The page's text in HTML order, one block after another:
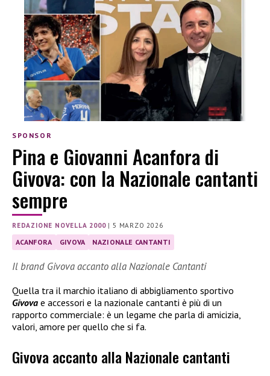
SPONSOR
Pina e Giovanni Acanfora di
Givova: con la Nazionale cantanti
sempre
REDAZIONE NOVELLA 2000| 5 MARZO 2026
ACANFORA GIVOVA NAZIONALE CANTANTI
Il brand Givova accanto alla Nazionale Cantanti
Quella tra il marchio italiano di abbigliamento sportivo
Givova e accessori e la nazionale cantanti è più di un
rapporto commerciale: è un legame che parla di amicizia,
valori, amore per quello che si fa.
Givova accanto alla Nazionale cantanti